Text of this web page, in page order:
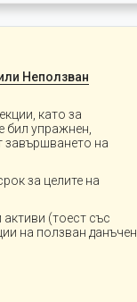
Неползван
като за
бил упражнен,
завършването на
за целите на
(тоест със
на ползван данъчен